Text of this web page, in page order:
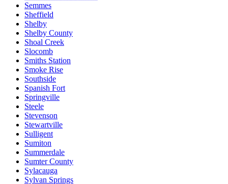
Semmes
Sheffield
Shelby
Shelby County
Shoal Creek
Slocomb
Smiths Station
Smoke Rise
Southside
Spanish Fort
Springville
Steele
Stevenson
Stewartville
Sulligent
Sumiton
Summerdale
Sumter County
Sylacauga
Sylvan Springs